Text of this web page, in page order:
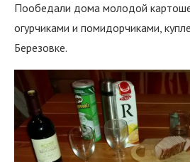
Пообедали дома молодой
огурчиками и помидорчиками,
Березовке.